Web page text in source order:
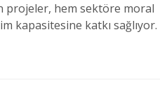
projeler, hem sektöre moral
kapasitesine katkı sağlıyor.